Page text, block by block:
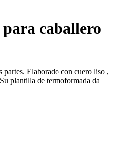
caballero
Elaborado con cuero liso ,
plantilla de termoformada da